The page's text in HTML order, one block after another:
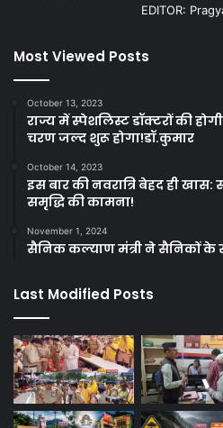
EDITOR:
Most Viewed Posts
October 13, 2023
राज्य में स्पेशलिस्ट डॉक्टरों की
चरण जल्द शुरू होगा!डॉ.कुमार
October 14, 2023
इस बार की नवरात्रि बेहद ही
समृद्धि की कामना!
November 1, 2024
सैनिक कल्याण मंत्री ने सैनिकों के
Last Modified Posts